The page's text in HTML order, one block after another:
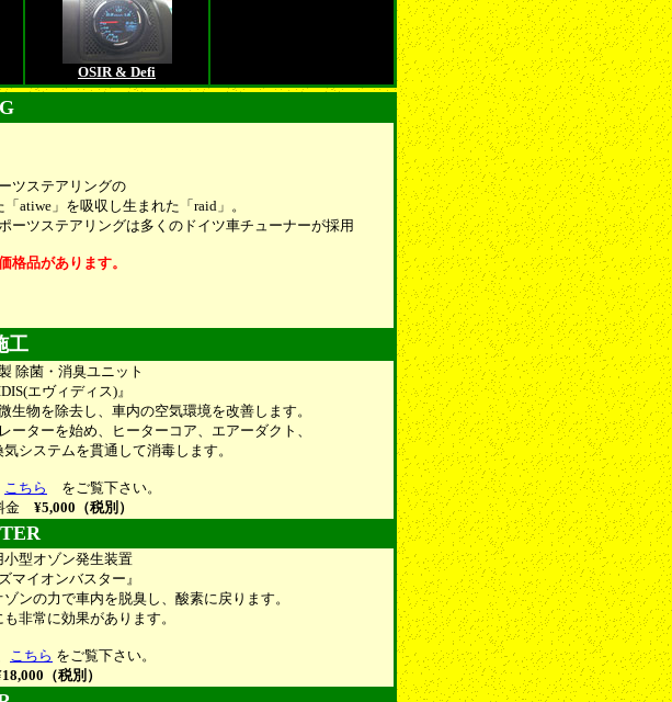
OSIR & Defi
ツステアリングの
atiwe」を吸収し生まれた「raid」。
ーツステアリングは多くのドイツ車チューナーが採用
格品があります。
工
除菌・消臭ユニット
エヴィディス)』
生物を除去し、車内の空気環境を改善します。
ーターを始め、ヒーターコア、エアーダクト、
システムを貫通して消毒します。
こちら
をご覧下さい。
金 ¥5,000（税別）
小型オゾン発生装置
マイオンバスター』
ンの力で車内を脱臭し、酸素に戻ります。
非常に効果があります。
こちら をご覧下さい。
（税別）